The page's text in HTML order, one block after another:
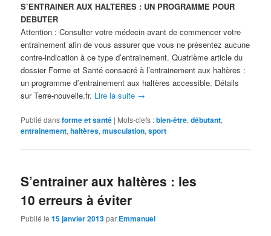
S’ENTRAINER AUX HALTERES : UN PROGRAMME POUR
DEBUTER
Attention : Consulter votre médecin avant de commencer votre
entrainement afin de vous assurer que vous ne présentez aucune
contre-indication à ce type d’entrainement. Quatrième article du
dossier Forme et Santé consacré à l’entrainement aux haltères :
un programme d’entrainement aux haltères accessible. Détails
sur Terre-nouvelle.fr. Lire la suite →
Publié dansforme et santé | Mots-clefs :bien-être,débutant,
entrainement,haltères,musculation,sport
S’entrainer aux haltères : les
10 erreurs à éviter
Publié le15 janvier 2013par Emmanuel